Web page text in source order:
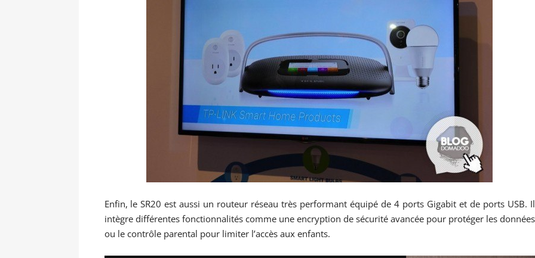
Enfin, le SR20 est aussi un routeur réseau très performant équipé de 4 ports Gigabit et de ports USB. Il
intègre différentes fonctionnalités comme une encryption de sécurité avancée pour protéger les données
ou le contrôle parental pour limiter l’accès aux enfants.